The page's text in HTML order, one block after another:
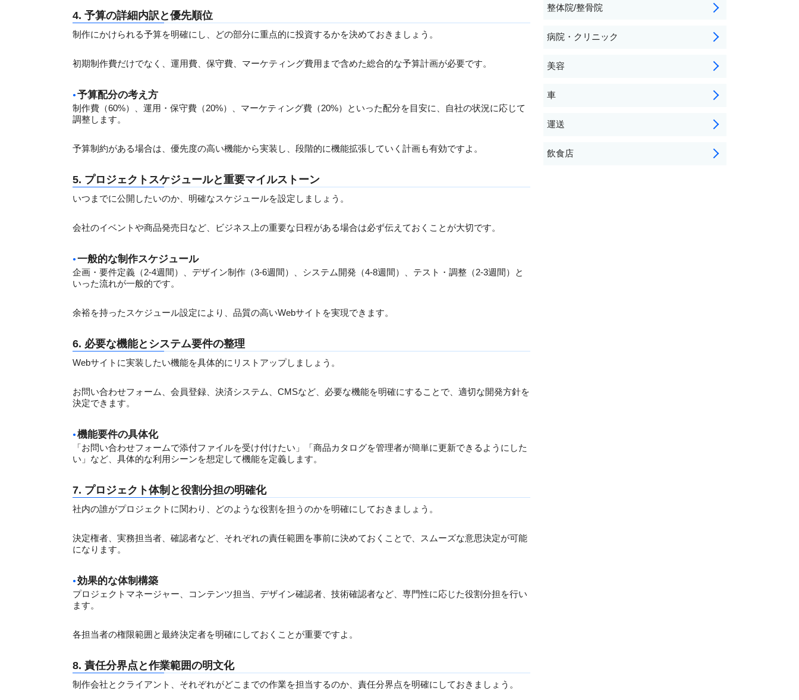
4. 予算の詳細内訳と優先順位
制作にかけられる予算を明確にし、どの部分に重点的に投資するかを決めておきましょう。
初期制作費だけでなく、運用費、保守費、マーケティング費用まで含めた総合的な予算計画が必要です。
予算配分の考え方
制作費（60%）、運用・保守費（20%）、マーケティング費（20%）といった配分を目安に、自社の状況に応じて
調整します。
予算制約がある場合は、優先度の高い機能から実装し、段階的に機能拡張していく計画も有効ですよ。
5. プロジェクトスケジュールと重要マイルストーン
いつまでに公開したいのか、明確なスケジュールを設定しましょう。
会社のイベントや商品発売日など、ビジネス上の重要な日程がある場合は必ず伝えておくことが大切です。
一般的な制作スケジュール
企画・要件定義（2-4週間）、デザイン制作（3-6週間）、システム開発（4-8週間）、テスト・調整（2-3週間）と
いった流れが一般的です。
余裕を持ったスケジュール設定により、品質の高いWebサイトを実現できます。
6. 必要な機能とシステム要件の整理
Webサイトに実装したい機能を具体的にリストアップしましょう。
お問い合わせフォーム、会員登録、決済システム、CMSなど、必要な機能を明確にすることで、適切な開発方針を
決定できます。
機能要件の具体化
「お問い合わせフォームで添付ファイルを受け付けたい」「商品カタログを管理者が簡単に更新できるようにした
い」など、具体的な利用シーンを想定して機能を定義します。
7. プロジェクト体制と役割分担の明確化
社内の誰がプロジェクトに関わり、どのような役割を担うのかを明確にしておきましょう。
決定権者、実務担当者、確認者など、それぞれの責任範囲を事前に決めておくことで、スムーズな意思決定が可能
になります。
効果的な体制構築
プロジェクトマネージャー、コンテンツ担当、デザイン確認者、技術確認者など、専門性に応じた役割分担を行い
ます。
各担当者の権限範囲と最終決定者を明確にしておくことが重要ですよ。
8. 責任分界点と作業範囲の明文化
制作会社とクライアント、それぞれがどこまでの作業を担当するのか、責任分界点を明確にしておきましょう。
整体院/整骨院
病院・クリニック
美容
車
運送
飲食店